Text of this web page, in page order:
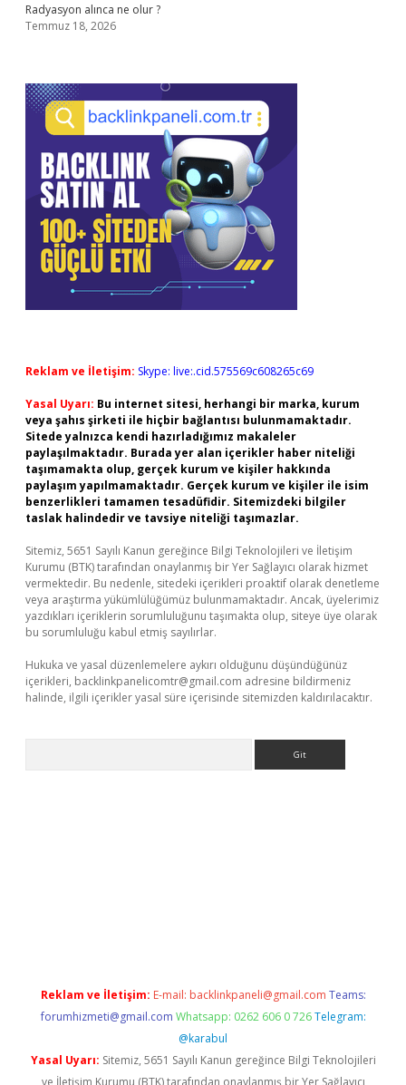
Radyasyon alınca ne olur ?
Temmuz 18, 2026
Reklam ve İletişim: Skype: live:.cid.575569c608265c69
Yasal Uyarı: Bu internet sitesi, herhangi bir marka, kurum
veya şahıs şirketi ile hiçbir bağlantısı bulunmamaktadır.
Sitede yalnızca kendi hazırladığımız makaleler
paylaşılmaktadır. Burada yer alan içerikler haber niteliği
taşımamakta olup, gerçek kurum ve kişiler hakkında
paylaşım yapılmamaktadır. Gerçek kurum ve kişiler ile isim
benzerlikleri tamamen tesadüfidir. Sitemizdeki bilgiler
taslak halindedir ve tavsiye niteliği taşımazlar.
Sitemiz, 5651 Sayılı Kanun gereğince Bilgi Teknolojileri ve İletişim
Kurumu (BTK) tarafından onaylanmış bir Yer Sağlayıcı olarak hizmet
vermektedir. Bu nedenle, sitedeki içerikleri proaktif olarak denetleme
veya araştırma yükümlülüğümüz bulunmamaktadır. Ancak, üyelerimiz
yazdıkları içeriklerin sorumluluğunu taşımakta olup, siteye üye olarak
bu sorumluluğu kabul etmiş sayılırlar.
Hukuka ve yasal düzenlemelere aykırı olduğunu düşündüğünüz
içerikleri, backlinkpanelicomtr@gmail.com adresine bildirmeniz
halinde, ilgili içerikler yasal süre içerisinde sitemizden kaldırılacaktır.
Reklam ve İletişim: E-mail: backlinkpaneli@gmail.com Teams:
forumhizmeti@gmail.com Whatsapp: 0262 606 0 726 Telegram:
@karabul
Yasal Uyarı: Sitemiz, 5651 Sayılı Kanun gereğince Bilgi Teknolojileri
ve İletişim Kurumu (BTK) tarafından onaylanmış bir Yer Sağlayıcı